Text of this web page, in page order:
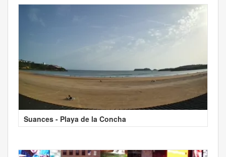
Suances - Playa de la Concha